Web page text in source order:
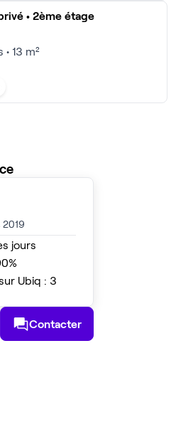
• 2ème étage
13 m²
2019
jours
Ubiq : 3
Contacter